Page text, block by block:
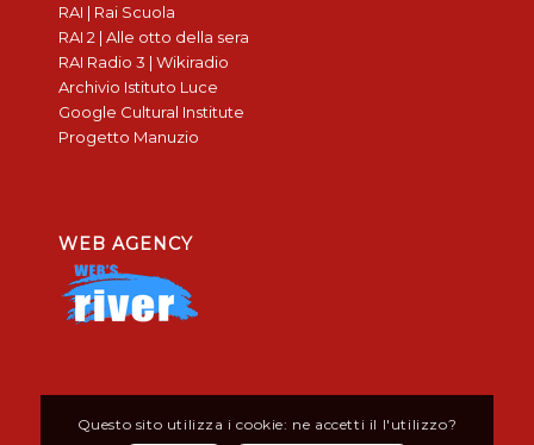
RAI | Rai Scuola
RAI 2 | Alle otto della sera
RAI Radio 3 | Wikiradio
Archivio Istituto Luce
Google Cultural Institute
Progetto Manuzio
WEB AGENCY
Questo sito utilizza i cookie: ne accetti il l'utilizzo?